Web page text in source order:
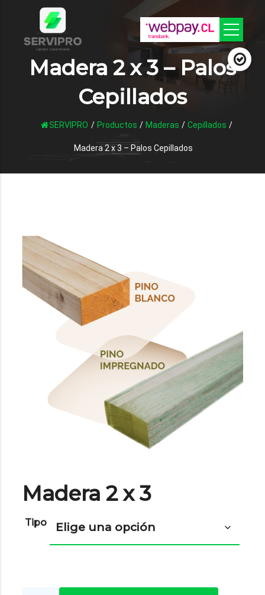
Madera 2 x 3 – Palos
Cepillados
SERVIPRO / Productos / Maderas / Cepillados /
Madera 2 x 3 – Palos Cepillados
Madera 2 x 3
Tipo